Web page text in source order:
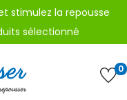
stimulez la repousse
sélectionné
0